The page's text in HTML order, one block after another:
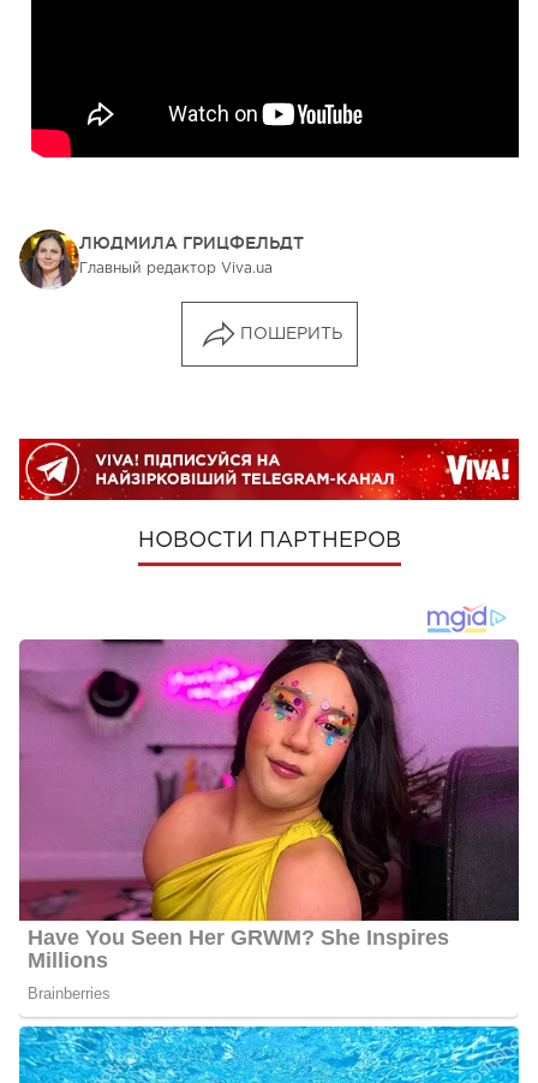
ЛЮДМИЛА ГРИЦФЕЛЬДТ
Главный редактор Viva.ua
ПОШЕРИТЬ
НОВОСТИ ПАРТНЕРОВ